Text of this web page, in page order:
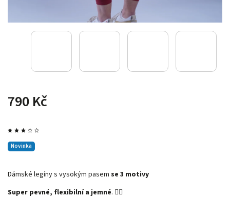
790 Kč
Novinka
Dámské legíny s vysokým pasem se 3 motivy
Super pevné, flexibilní a jemné. 🤸‍♂️